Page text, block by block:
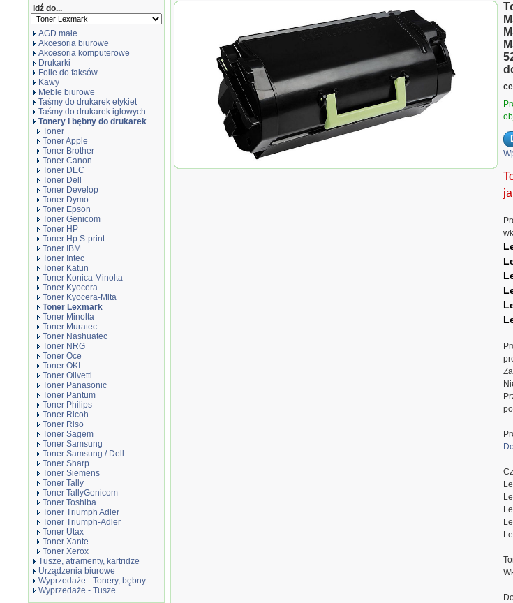
Idź do...
AGD małe
Akcesoria biurowe
Akcesoria komputerowe
Drukarki
Folie do faksów
Kawy
Meble biurowe
Taśmy do drukarek etykiet
Taśmy do drukarek igłowych
Tonery i bębny do drukarek
Toner
Toner Apple
Toner Brother
Toner Canon
Toner DEC
Toner Dell
Toner Develop
Toner Dymo
Toner Epson
Toner Genicom
Toner HP
Toner Hp S-print
Toner IBM
Toner Intec
Toner Katun
Toner Konica Minolta
Toner Kyocera
Toner Kyocera-Mita
Toner Lexmark
Toner Minolta
Toner Muratec
Toner Nashuatec
Toner NRG
Toner Oce
Toner OKI
Toner Olivetti
Toner Panasonic
Toner Pantum
Toner Philips
Toner Ricoh
Toner Riso
Toner Sagem
Toner Samsung
Toner Samsung / Dell
Toner Sharp
Toner Siemens
Toner Tally
Toner TallyGenicom
Toner Toshiba
Toner Triumph Adler
Toner Triumph-Adler
Toner Utax
Toner Xante
Toner Xerox
Tusze, atramenty, kartridże
Urządzenia biurowe
Wyprzedaże - Tonery, bębny
Wyprzedaże - Tusze
Toner zamiennik NO522HL do Lexmark MS710dn MS710n